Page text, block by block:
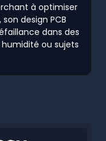
à optimiser
design PCB
dans des
ou sujets